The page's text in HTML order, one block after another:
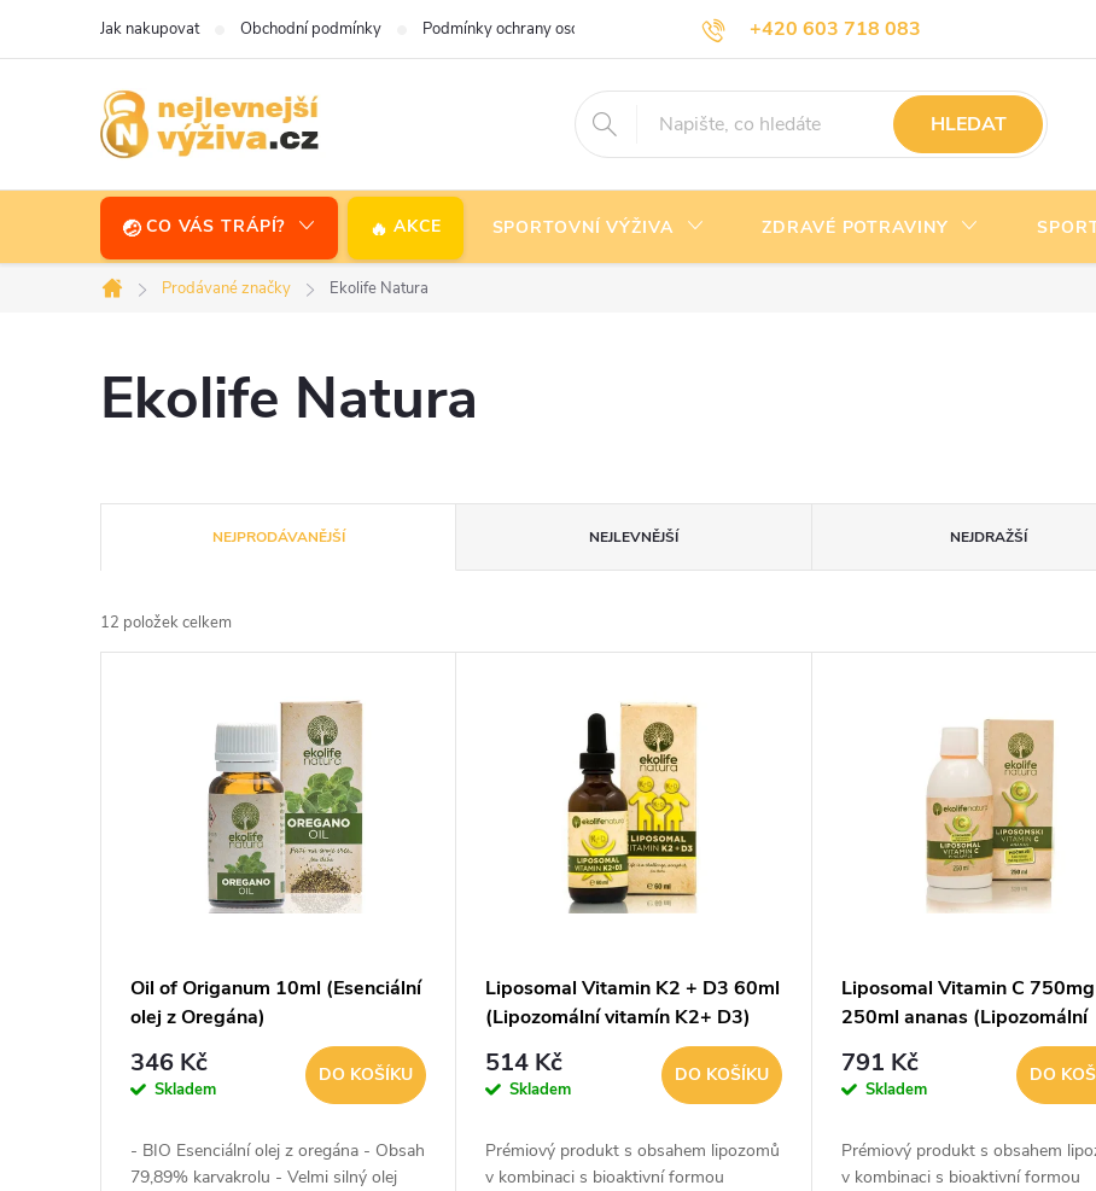
+420 603 718 083
info@nejlevnejsivyziva.cz
Jak nakupovat Obchodní podmínky Podmínky ochrany osobních údajů Doprava a platba Kontakty
HLEDAT
CO VÁS TRÁPÍ? AKCE SPORTOVNÍ VÝŽIVA ZDRAVÉ POTRAVINY
Domů
Prodávané značky Ekolife Natura
Ekolife Natura
a
z
NEJPRODÁVANĚJŠÍ NEJLEVNĚJŠÍ NEJDRAŽŠÍ
12 položek celkem
Oil of Origanum 10ml (Esenciální
olej z Oregána)
346 Kč
Skladem
DO KOŠÍKU
- BIO Esenciální olej z oregána - Obsah
79,89% karvakrolu - Velmi silný olej
Liposomal Vitamin K2 + D3 60ml
(Lipozomální vitamín K2+ D3)
514 Kč
Skladem
DO KOŠÍKU
Prémiový produkt s obsahem lipozomů
v kombinaci s bioaktivní formou
Liposomal Vitamin C 750mg
250ml ananas (Lipozomální
vitamín C)
791 Kč
Skladem
DO
Prémiový produkt s obsahem
v kombinaci s bioaktivní formou